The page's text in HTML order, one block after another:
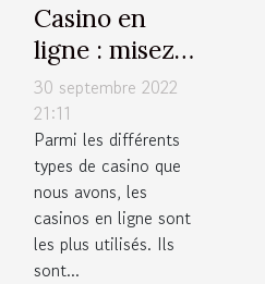
Casino en
ligne : misez
de petites
sommes
d’argent à
chaque fois
30 septembre 2022
21:11
Parmi les différents
types de casino que
nous avons, les
casinos en ligne sont
les plus utilisés. Ils
sont...